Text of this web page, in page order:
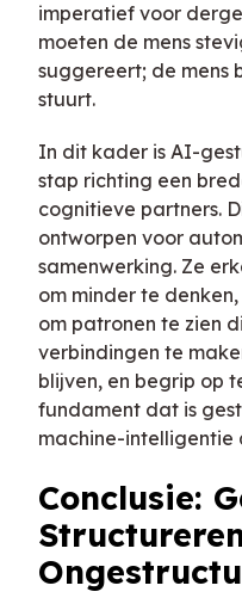
imperatief voor
moeten de mens
suggereert; de mens
stuurt.
In dit kader is AI-
stap richting een
cognitieve partners.
ontworpen voor
samenwerking. Ze
om minder te
om patronen te zien
verbindingen te
blijven, en begrip op
fundament dat is
machine-intelligentie
Conclusie: